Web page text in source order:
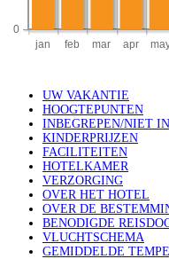
UW VAKANTIE
HOOGTEPUNTEN
INBEGREPEN/NIET
KINDERPRIJZEN
FACILITEITEN
HOTELKAMER
VERZORGING
OVER HET HOTEL
OVER DE
BENODIGDE
VLUCHTSCHEMA
GEMIDDELDE